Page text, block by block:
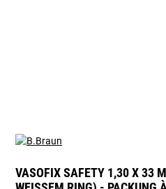
VASOFIX SAFETY 1,30 X 33